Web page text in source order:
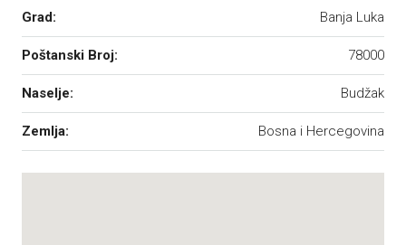
Grad: Banja Luka
Poštanski Broj: 78000
Naselje: Budžak
Zemlja: Bosna i Hercegovina